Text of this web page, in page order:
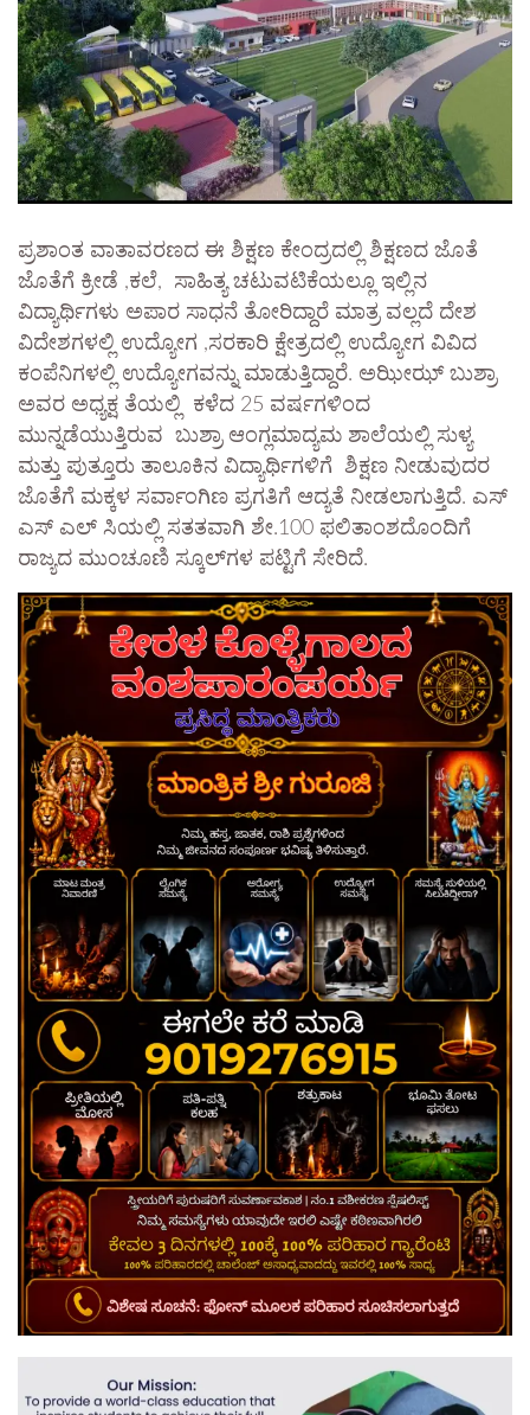
ಪ್ರಶಾಂತ ವಾತಾವರಣದ ಈ ಶಿಕ್ಷಣ ಕೇಂದ್ರದಲ್ಲಿ ಶಿಕ್ಷಣದ ಜೊತೆ
ಜೊತೆಗೆ ಕ್ರೀಡೆ ,ಕಲೆ, ಸಾಹಿತ್ಯ ಚಟುವಟಿಕೆಯಲ್ಲೂ ಇಲ್ಲಿನ
ವಿದ್ಯಾರ್ಥಿಗಳು ಅಪಾರ ಸಾಧನೆ ತೋರಿದ್ದಾರೆ ಮಾತ್ರ ವಲ್ಲದೆ ದೇಶ
ವಿದೇಶಗಳಲ್ಲಿ ಉದ್ಯೋಗ ,ಸರಕಾರಿ ಕ್ಷೇತ್ರದಲ್ಲಿ ಉದ್ಯೋಗ ವಿವಿದ
ಕಂಪೆನಿಗಳಲ್ಲಿ ಉದ್ಯೋಗವನ್ನು ಮಾಡುತ್ತಿದ್ದಾರೆ. ಅಝೀಝ್ ಬುಶ್ರಾ
ಅವರ ಅಧ್ಯಕ್ಷ ತೆಯಲ್ಲಿ ಕಳೆದ 25 ವರ್ಷಗಳಿಂದ
ಮುನ್ನಡೆಯುತ್ತಿರುವ ಬುಶ್ರಾ ಆಂಗ್ಲಮಾದ್ಯಮ ಶಾಲೆಯಲ್ಲಿ ಸುಳ್ಯ
ಮತ್ತು ಪುತ್ತೂರು ತಾಲೂಕಿನ ವಿದ್ಯಾರ್ಥಿಗಳಿಗೆ ಶಿಕ್ಷಣ ನೀಡುವುದರ
ಜೊತೆಗೆ ಮಕ್ಕಳ ಸರ್ವಾಂಗಿಣ ಪ್ರಗತಿಗೆ ಆದ್ಯತೆ ನೀಡಲಾಗುತ್ತಿದೆ. ಎಸ್
ಎಸ್ ಎಲ್ ಸಿಯಲ್ಲಿ ಸತತವಾಗಿ ಶೇ.100 ಫಲಿತಾಂಶದೊಂದಿಗೆ
ರಾಜ್ಯದ ಮುಂಚೂಣಿ ಸ್ಕೂಲ್‌ಗಳ ಪಟ್ಟಿಗೆ ಸೇರಿದೆ.